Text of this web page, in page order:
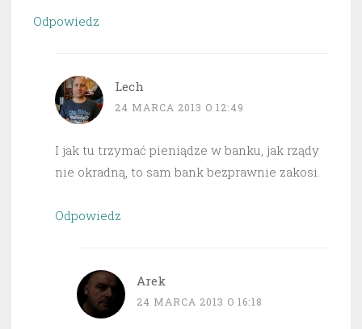
Odpowiedz
Lech
24 MARCA 2013 O 12:49
I jak tu trzymać pieniądze w banku, jak rządy
nie okradną, to sam bank bezprawnie zakosi.
Odpowiedz
Arek
24 MARCA 2013 O 16:18